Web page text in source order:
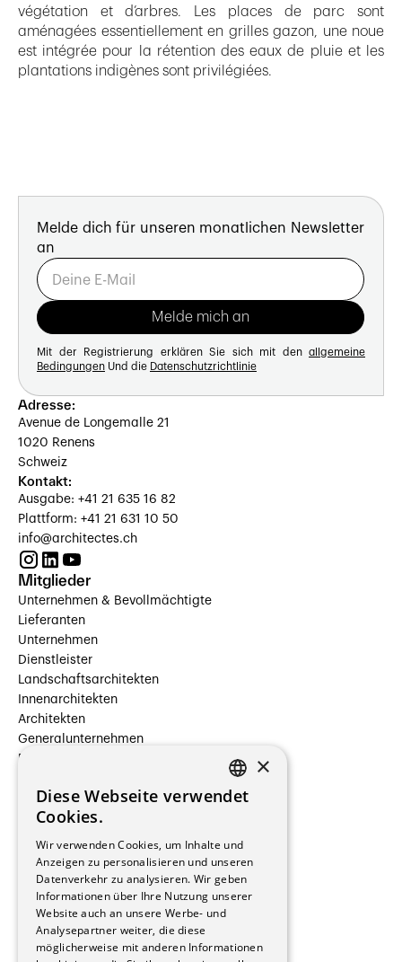
végétation et d’arbres. Les places de parc sont
aménagées essentiellement en grilles gazon, une noue
est intégrée pour la rétention des eaux de pluie et les
plantations indigènes sont privilégiées.
Melde dich für unseren monatlichen Newsletter
an
Mit der Registrierung erklären Sie sich mit den allgemeine
Bedingungen Und die Datenschutzrichtlinie
Adresse:
Avenue de Longemalle 21
1020 Renens
Schweiz
Kontakt:
Ausgabe: +41 21 635 16 82
Plattform: +41 21 631 10 50
info@architectes.ch
Mitglieder
Unternehmen & Bevollmächtigte
Lieferanten
Unternehmen
Dienstleister
Landschaftsarchitekten
Innenarchitekten
Architekten
Generalunternehmen
Beauftragte Unternehmen
Hersteller/Lieferanten
Bauherrschaften
Immobilienverwaltungsgesellschaften
Stockwerkeigentum
Reportagen
Wohnungen
Renovierungen
Innere Umbauten
Gastgewerbe und Tourismus
FRENCH
×
Diese Webseite verwendet
Cookies.
Wir verwenden Cookies, um Inhalte und
Anzeigen zu personalisieren und unseren
Datenverkehr zu analysieren. Wir geben
Informationen über Ihre Nutzung unserer
Website auch an unsere Werbe- und
Analysepartner weiter, die diese
möglicherweise mit anderen Informationen